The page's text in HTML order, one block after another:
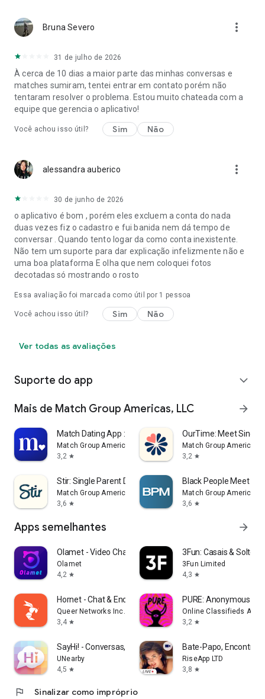
porcentagem de compatibilidade personalizada ao
responder às nossas perguntas exclusivas. Estamos aqui
Flerte, encontre o amor, construa conexões e tenha ótimos
encontros com o OkCupid, o melhor aplicativo de namoro
gratuito! Baixe agora!
Bruna Severo more_vert
31 de julho de 2026
À cerca de 10 dias a maior parte das minhas conversas e
matches sumiram, tentei entrar em contato porém não
tentaram resolver o problema. Estou muito chateada com a
equipe que gerencia o aplicativo!
Você achou isso útil? Sim Não
alessandra auberico more_vert
30 de junho de 2026
o aplicativo é bom , porém eles excluem a conta do nada
duas vezes fiz o cadastro e fui banida nem dá tempo de
conversar . Quando tento logar da como conta inexistente.
Não tem um suporte para dar explicação infelizmente não e
uma boa plataforma E olha que nem coloquei fotos
decotadas só mostrando o rosto
Essa avaliação foi marcada como útil por 1 pessoa
Você achou isso útil? Sim Não
Ver todas as avaliações
Suporte do app expand_more
Mais de Match Group Americas, LLC arrow_forward
Match Dating App : Chat & Meet
Match Group Americas, LLC
3,2 star
OurTime: Meet
Match Group Americas,
3,2 star
Stir: Single Parent Dating App
Match Group Americas, LLC
3,6 star
Black People Meet
Match Group Americas,
3,6 star
Apps semelhantes arrow_forward
Olamet - Video Chat Online
Olamet
4,2 star
3Fun: Casais &
3Fun Limited
4,3 star
Hornet - Chat & Encontros Gays
Queer Networks Inc.
3,4 star
PURE: Anonymous
Online Classifieds AG
3,2 star
SayHi! - Conversas, Namoros
UNearby
4,5 star
Bate-Papo,
RiseApp LTD
3,8 star
flag Sinalizar como impróprio